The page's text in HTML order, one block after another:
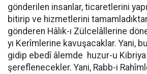
gönderilen insanlar, ticaretlerini
bitirip ve hizmetlerini
gönderen Hâlık-ı Zülcelâllerine
yı Kerîmlerine kavuşacaklar. Yani,
gidip ebedî âlemde huzur-u
şereflenecekler. Yani, Rabb-i